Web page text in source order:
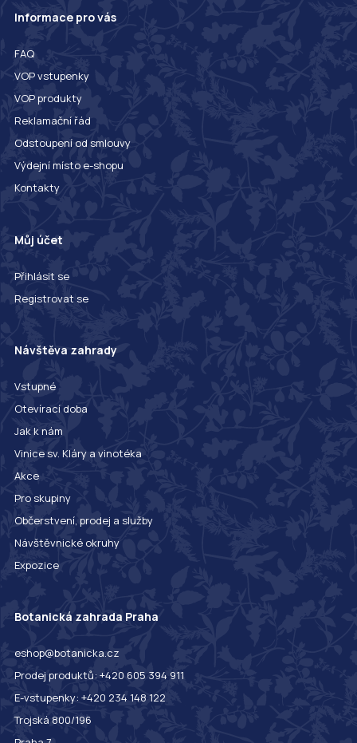
Informace pro vás
FAQ
VOP vstupenky
VOP produkty
Reklamační řád
Odstoupení od smlouvy
Výdejní místo e-shopu
Kontakty
Můj účet
Přihlásit se
Registrovat se
Návštěva zahrady
Vstupné
Otevírací doba
Jak k nám
Vinice sv. Kláry a vinotéka
Akce
Pro skupiny
Občerstvení, prodej a služby
Návštěvnické okruhy
Expozice
Botanická zahrada Praha
eshop@botanicka.cz
Prodej produktů: +420 605 394 911
E-vstupenky: +420 234 148 122
Trojská 800/196